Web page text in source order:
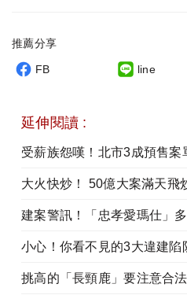
推薦分享
FB line
延伸閱讀 :
受薪族怨嘆！北市3成預售案
大火快炒！ 50億大案滿天飛
建案警訊！「忠孝愛瑪仕」
小心！你看不見的3大違建陷
挑高的「長頸鹿」要注意合